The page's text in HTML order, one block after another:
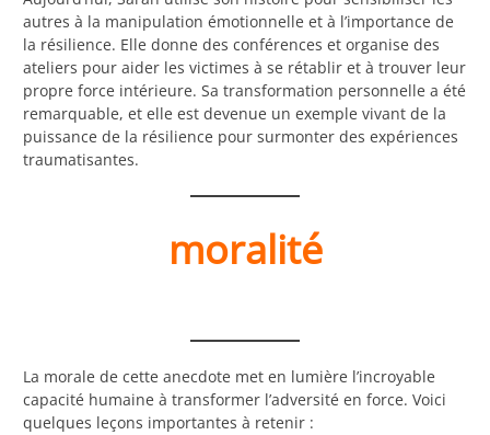
autres à la manipulation émotionnelle et à l’importance de
la résilience. Elle donne des conférences et organise des
ateliers pour aider les victimes à se rétablir et à trouver leur
propre force intérieure. Sa transformation personnelle a été
remarquable, et elle est devenue un exemple vivant de la
puissance de la résilience pour surmonter des expériences
traumatisantes.
moralité
La morale de cette anecdote met en lumière l’incroyable
capacité humaine à transformer l’adversité en force. Voici
quelques leçons importantes à retenir :